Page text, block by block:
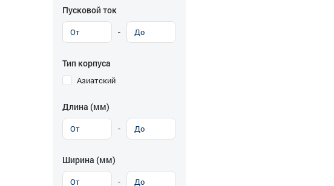
Пусковой ток
-
Тип корпуса
Азиатский
Длина (мм)
-
Ширина (мм)
-